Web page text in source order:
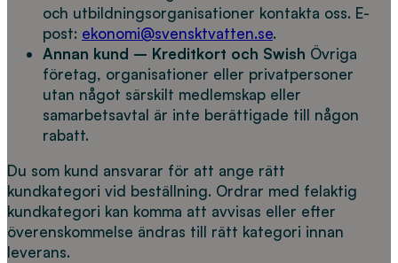
och utbildningsorganisationer kontakta oss. E-
post: ekonomi@svensktvatten.se.
Annan kund – Kreditkort och Swish Övriga
företag, organisationer eller privatpersoner
utan något särskilt medlemskap eller
samarbetsavtal är inte berättigade till någon
rabatt.
Du som kund ansvarar för att ange rätt
kundkategori vid beställning. Ordrar med felaktig
kundkategori kan komma att avvisas eller efter
överenskommelse ändras till rätt kategori innan
leverans.